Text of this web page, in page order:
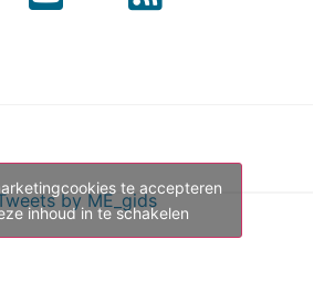
by ME_gids
te accepteren
inhoud in te schakelen